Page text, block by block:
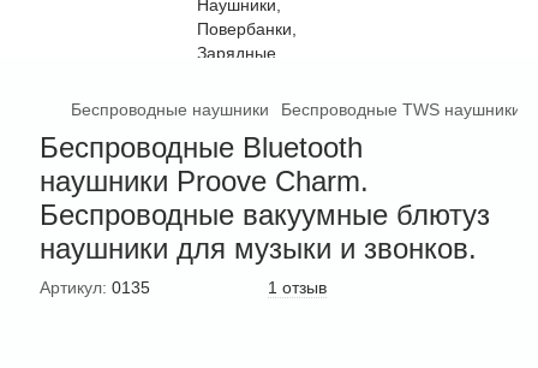
Беспроводные наушники Беспроводные TWS наушники
Беспроводные Bluetooth
наушники Proove Charm.
Беспроводные вакуумные блютуз
наушники для музыки и звонков.
Артикул: 0135 1 отзыв